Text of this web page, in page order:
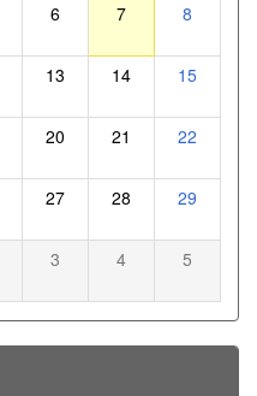
6 7 8
13 14 15
20 21 22
27 28 29
3 4 5